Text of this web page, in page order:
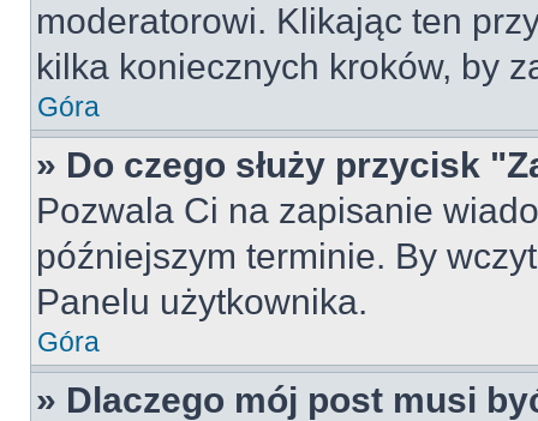
moderatorowi. Klikając ten
kilka koniecznych kroków, by
Góra
» Do czego służy przycisk
Pozwala Ci na zapisanie
późniejszym terminie. By
Panelu użytkownika.
Góra
» Dlaczego mój post musi